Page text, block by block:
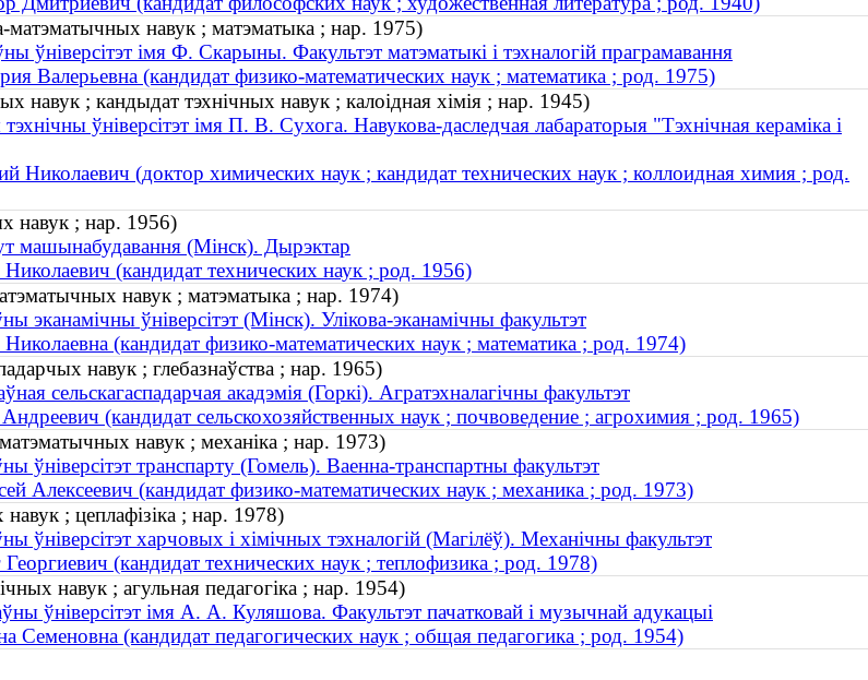
матэматычных навук ; матэматыка ; нар. 1975)
ўніверсітэт імя Ф. Скарыны. Факультэт матэматыкі і тэхналогій праграмавання
Валерьевна (кандидат физико-математических наук ; математика ; род. 1975)
навук ; кандыдат тэхнічных навук ; калоідная хімія ; нар. 1945)
ўніверсітэт імя П. В. Сухога. Навукова-даследчая лабараторыя "Тэхнічная кераміка і
Николаевич (доктор химических наук ; кандидат технических наук ; коллоидная химия ; род.
навук ; нар. 1956)
машынабудавання (Мінск). Дырэктар
(кандидат технических наук ; род. 1956)
навук ; матэматыка ; нар. 1974)
эканамічны ўніверсітэт (Мінск). Улікова-эканамічны факультэт
(кандидат физико-математических наук ; математика ; род. 1974)
навук ; глебазнаўства ; нар. 1965)
сельскагаспадарчая акадэмія (Горкі). Агратэхналагічны факультэт
(кандидат сельскохозяйственных наук ; почвоведение ; агрохимия ; род. 1965)
навук ; механіка ; нар. 1973)
ўніверсітэт транспарту (Гомель). Ваенна-транспартны факультэт
Алексеевич (кандидат физико-математических наук ; механика ; род. 1973)
; цеплафізіка ; нар. 1978)
ўніверсітэт харчовых і хімічных тэхналогій (Магілёў). Механічны факультэт
(кандидат технических наук ; теплофизика ; род. 1978)
навук ; агульная педагогіка ; нар. 1954)
ўніверсітэт імя А. А. Куляшова. Факультэт пачатковай і музычнай адукацыі
Семеновна (кандидат педагогических наук ; общая педагогика ; род. 1954)